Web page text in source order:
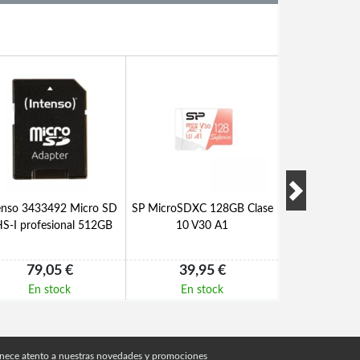
3433492 Micro SD
I profesional 512GB
79,05 €
En stock
SP MicroSDXC 128GB Clase
10 V30 A1
39,95 €
En stock
Intenso
atento a nuestras novedades y promociones